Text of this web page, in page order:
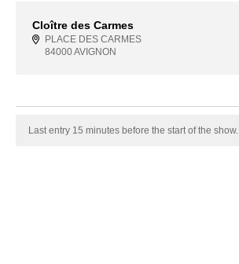
Cloître des Carmes
PLACE DES CARMES
84000 AVIGNON
Last entry 15 minutes before the start of the show.